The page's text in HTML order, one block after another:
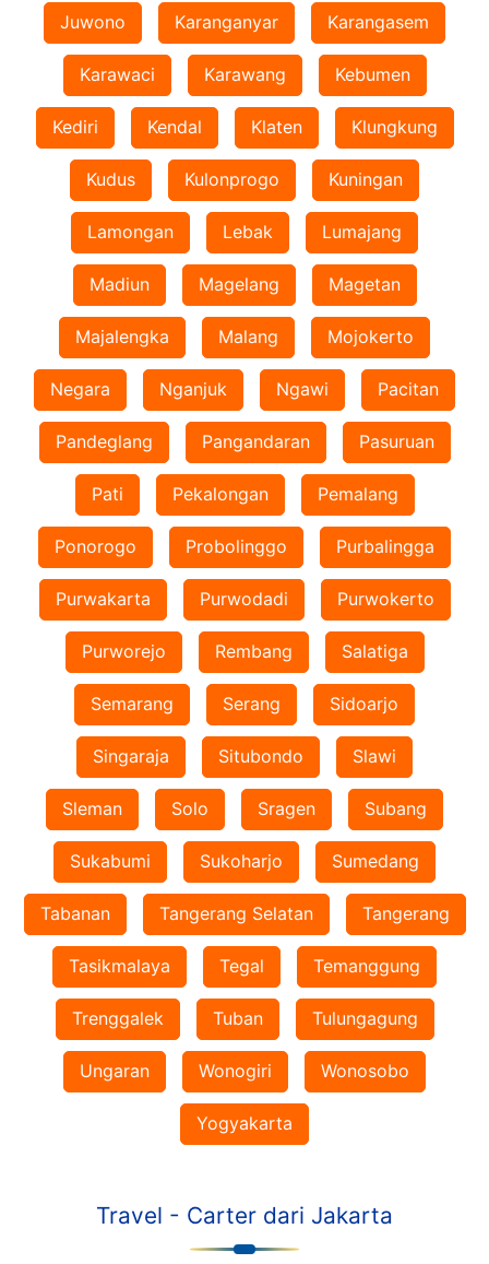
Juwono Karanganyar Karangasem
Karawaci Karawang Kebumen
Kediri Kendal Klaten Klungkung
Kudus Kulonprogo Kuningan
Lamongan Lebak Lumajang
Madiun Magelang Magetan
Majalengka Malang Mojokerto
Negara Nganjuk Ngawi Pacitan
Pandeglang Pangandaran Pasuruan
Pati Pekalongan Pemalang
Ponorogo Probolinggo Purbalingga
Purwakarta Purwodadi Purwokerto
Purworejo Rembang Salatiga
Semarang Serang Sidoarjo
Singaraja Situbondo Slawi
Sleman Solo Sragen Subang
Sukabumi Sukoharjo Sumedang
Tabanan Tangerang Selatan Tangerang
Tasikmalaya Tegal Temanggung
Trenggalek Tuban Tulungagung
Ungaran Wonogiri Wonosobo
Yogyakarta
Travel - Carter dari Jakarta